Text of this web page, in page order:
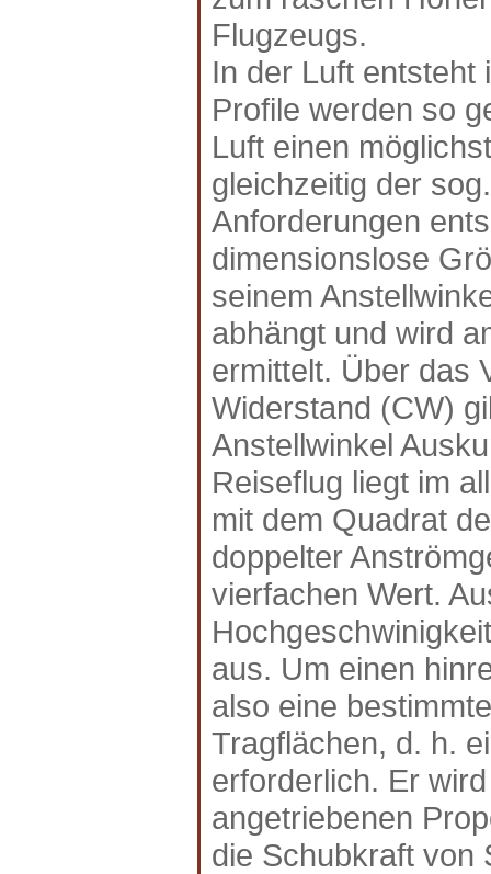
Flugzeugs.
In der Luft entsteht
Profile werden so
Luft einen
gleichzeitig der
Anforderungen
dimensionslose
seinem
abhängt und wird
ermittelt. Über das
Widerstand (CW)
Anstellwinkel
Reiseflug liegt im
mit dem Quadrat
doppelter
vierfachen Wert.
aus. Um einen
also eine
Tragflächen, d. h.
erforderlich. Er
angetriebenen
die Schubkraft von